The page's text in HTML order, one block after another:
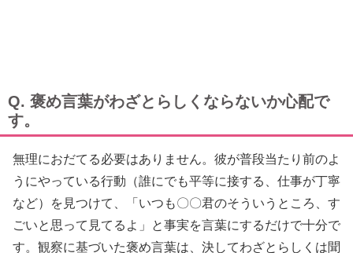
Q. 褒め言葉がわざとらしくならないか心配で
す。
無理におだてる必要はありません。彼が普段当たり前のよ
うにやっている行動（誰にでも平等に接する、仕事が丁寧
など）を見つけて、「いつも〇〇君のそういうところ、す
ごいと思って見てるよ」と事実を言葉にするだけで十分で
す。観察に基づいた褒め言葉は、決してわざとらしくは聞